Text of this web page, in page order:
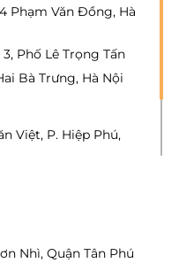
Phạm Văn Đồng, Hà
Phố Lê Trọng Tấn
Bà Trưng, Hà Nội
Việt, P. Hiệp Phú,
Trị, P7,Q.gò Vấp
Nhì, Quận Tân Phú